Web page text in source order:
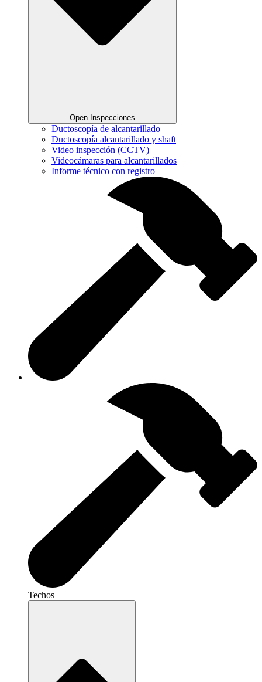
Open Inspecciones
Ductoscopía de alcantarillado
Ductoscopía alcantarillado y shaft
Video inspección (CCTV)
Videocámaras para alcantarillados
Informe técnico con registro
Techos